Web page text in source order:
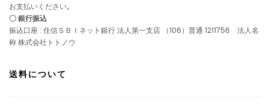
お支払いください｡
〇 銀行振込
振込口座 : 住信ＳＢＩネット銀行 法人第一支店 （106）普通 1211756 法人名
称 株式会社トトノウ
送料について